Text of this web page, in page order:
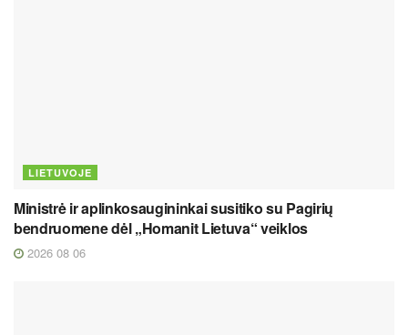
LIETUVOJE
Ministrė ir aplinkosaugininkai susitiko su Pagirių
bendruomene dėl „Homanit Lietuva“ veiklos
2026 08 06